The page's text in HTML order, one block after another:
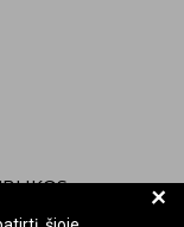
+